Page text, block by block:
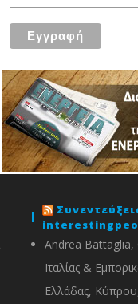
Andrea
Ιταλίας &
Ελλάδας,